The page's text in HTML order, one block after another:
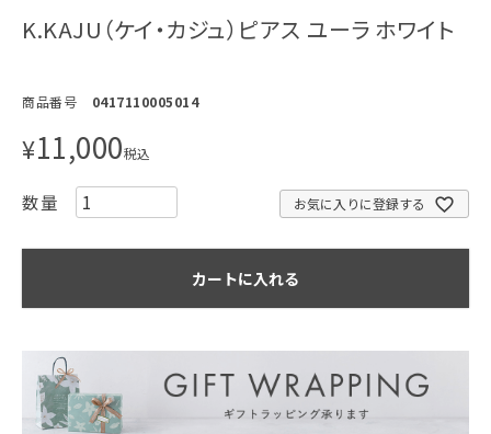
K.KAJU（ケイ・カジュ）ピアス ユーラ ホワイト
商品番号 0417110005014
¥11,000税込
お気に入りに登録する
カートに入れる